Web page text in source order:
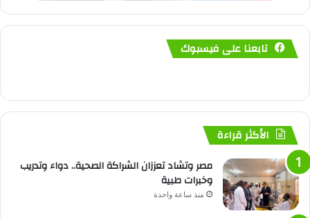
تابعنا على فيسبوك
الأكثر قراءة
مصر وتشاد تعززان الشراكة الصحية.. دواء وتدريب
وخبرات طبية
منذ ساعة واحدة